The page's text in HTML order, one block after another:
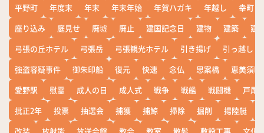
平野町
年度末 年末 年末年始 年賀ハガキ 年越し
幸町
座り込み
庭見せ 廃墟 廃止 建国記念日 建物 建築
建
弓張の丘ホテル
弓張岳 弓張観光ホテル 引き揚げ
引っ越し
強盗容疑事件
御朱印船 復元 快速 念仏 思案橋
恵美須町
愛野駅
慰霊 成人の日 成人式 戦争 戦艦 戦闘機
戸尾
批正2年
投票 抽選会 捕獲 捕鯨 掃除 掘削 揚陸艇